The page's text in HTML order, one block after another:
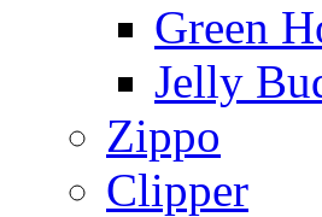
Green
Jelly
Zippo
Clipper